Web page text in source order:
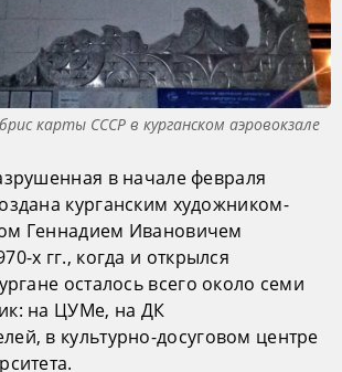
карты СССР в курганском аэровокзале
в начале февраля
курганским художником-
Геннадием Ивановичем
х гг., когда и открылся
осталось всего около семи
на ЦУМе, на ДК
в культурно-досуговом центре